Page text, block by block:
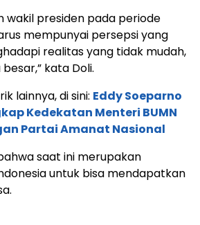
wakil presiden pada periode
mempunyai persepsi yang
realitas yang tidak mudah,
kata Doli.
lainnya, di sini: Eddy Soeparno
Kedekatan Menteri BUMN
Partai Amanat Nasional
saat ini merupakan
untuk bisa mendapatkan